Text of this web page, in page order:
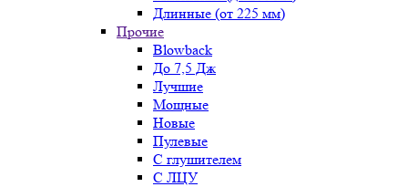
Длинные (от 225 мм)
Прочие
Blowback
До 7,5 Дж
Лучшие
Мощные
Новые
Пулевые
С глушителем
С ЛЦУ